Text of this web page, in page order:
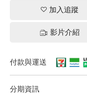
加入追蹤
影片介紹
付款與運送
分期資訊